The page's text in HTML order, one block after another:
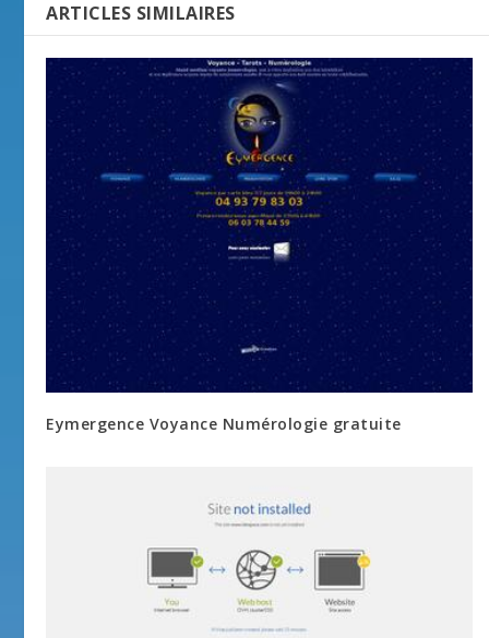
ARTICLES SIMILAIRES
Eymergence Voyance Numérologie gratuite